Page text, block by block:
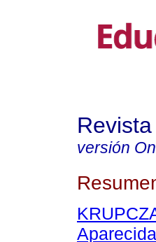
versión
Aparecida